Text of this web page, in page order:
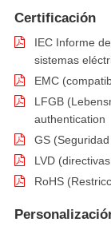
Certificación
IEC Informe
sistemas
EMC
LFGB
authentication
GS
LVD
RoHS